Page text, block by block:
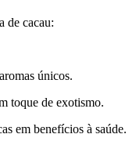
de cacau:
únicos.
de exotismo.
em benefícios à saúde.